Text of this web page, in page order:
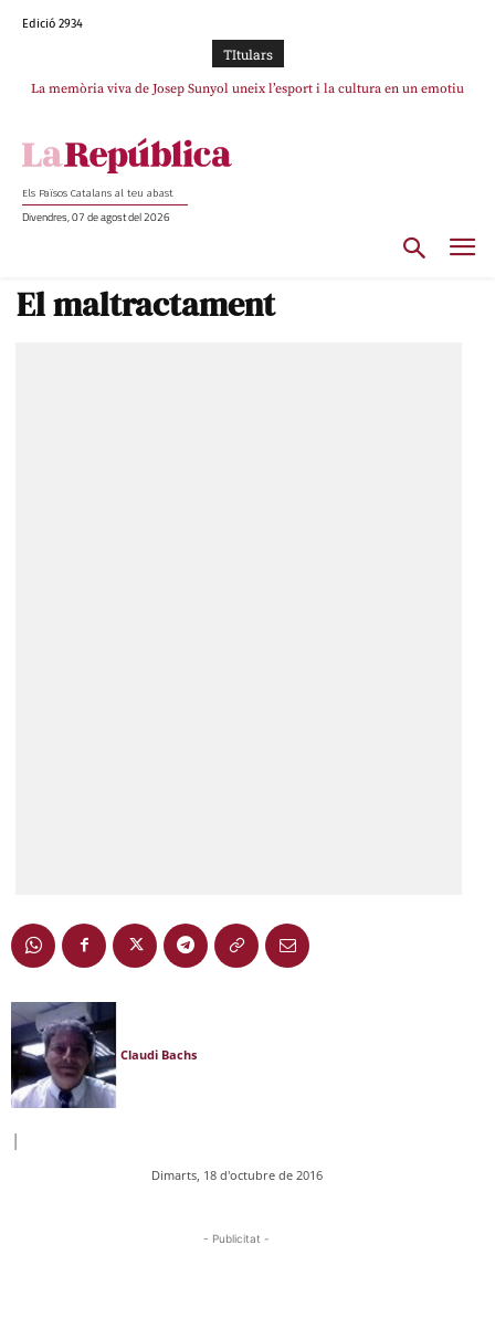
Edició 2934
TItulars
La memòria viva de Josep Sunyol uneix l’esport i la cultura en un emotiu
La “dignitat” a mitges de Marc Puigtió: renuncia a Girona pels àudios però
Els Països Catalans al teu abast
Divendres, 07 de agost del 2026
El maltractament
Claudi Bachs
|
Dimarts, 18 d'octubre de 2016
- Publicitat -